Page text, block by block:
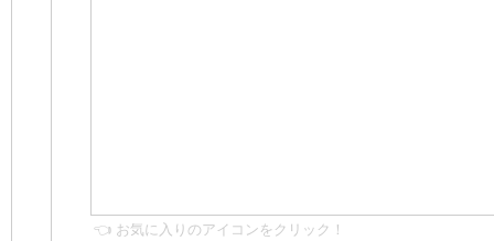
👈 お気に入りのアイコンをクリック！